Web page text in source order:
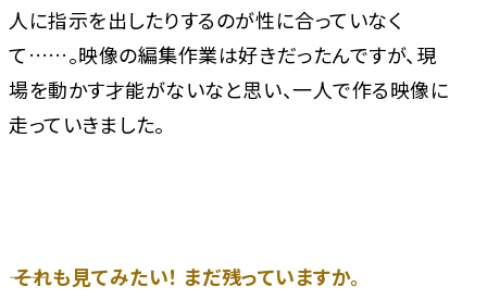
人に指示を出したりするのが性に合っていなく
て……。映像の編集作業は好きだったんですが、現
場を動かす才能がないなと思い、一人で作る映像に
走っていきました。
―― それも見てみたい！ まだ残っていますか。